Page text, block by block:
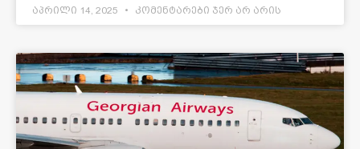
აპრილი 14, 2025 კომენტარები ჯერ არ არის